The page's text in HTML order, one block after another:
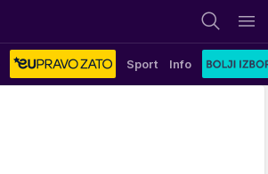
Sport Info